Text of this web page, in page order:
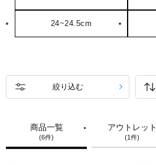
24~24.5cm
商品一覧
(6件)
アウトレット
(1件)
絞り込む